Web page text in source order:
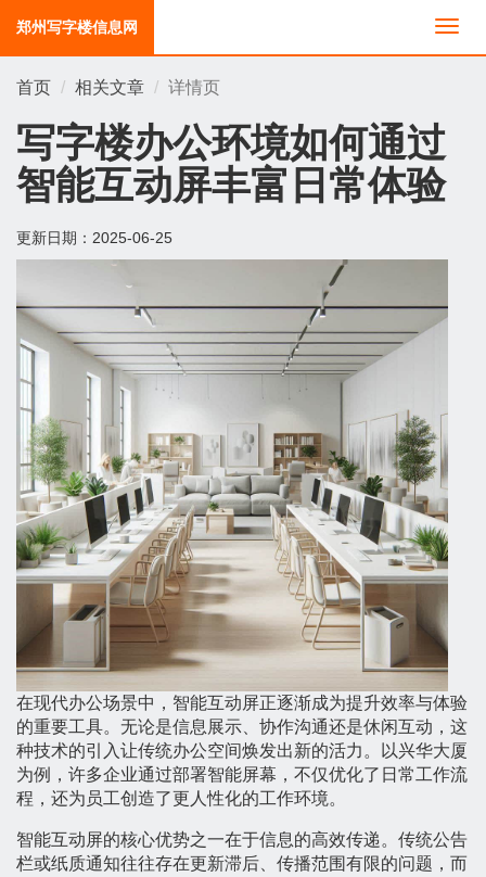
切
换
郑州写字楼信息网
首页 相关文章 详情页
写字楼办公环境如何通过
智能互动屏丰富日常体验
更新日期： 2025-06-25
在现代办公场景中，智能互动屏正逐渐成为提升效率与体验
的重要工具。无论是信息展示、协作沟通还是休闲互动，这
种技术的引入让传统办公空间焕发出新的活力。以兴华大厦
为例，许多企业通过部署智能屏幕，不仅优化了日常工作流
程，还为员工创造了更人性化的工作环境。
智能互动屏的核心优势之一在于信息的高效传递。传统公告
栏或纸质通知往往存在更新滞后、传播范围有限的问题，而